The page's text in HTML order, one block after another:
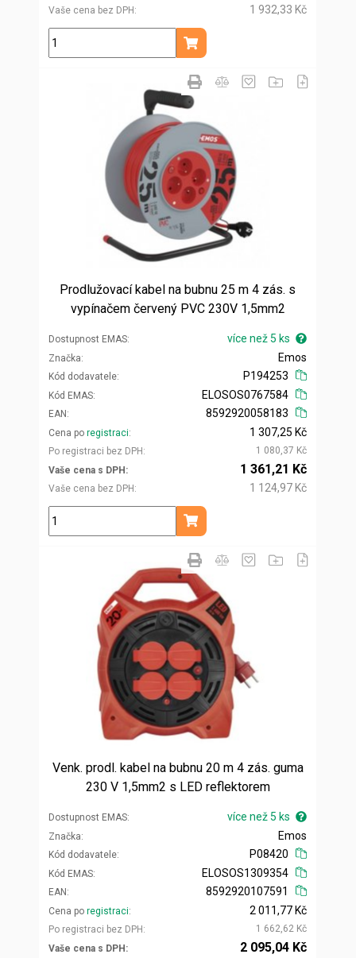
Vaše cena bez DPH
1 932,33 Kč
ks
Přidat do košíku
Prodlužovací kabel na bubnu 25 m 4 zás. s
vypínačem červený PVC 230V 1,5mm2
Dostupnost EMAS více než 5 ks
Značka
Kód dodavatele
Emos
P194253
Kód EMAS
EAN
ELOSOS0767584
8592920058183
Cena po registraci
Po registraci bez DPH
1 307,25 Kč
1 080,37 Kč
Vaše cena s DPH
Vaše cena bez DPH
1 361,21 Kč
1 124,97 Kč
ks
Přidat do košíku
Venk. prodl. kabel na bubnu 20 m 4 zás. guma
230 V 1,5mm2 s LED reflektorem
Dostupnost EMAS více než 5 ks
Značka
Kód dodavatele
Emos
P08420
Kód EMAS
EAN
ELOSOS1309354
8592920107591
Cena po registraci
Po registraci bez DPH
2 011,77 Kč
1 662,62 Kč
Vaše cena s DPH
2 095,04 Kč